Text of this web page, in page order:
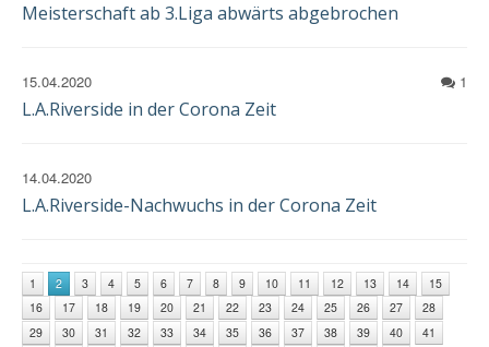
Meisterschaft ab 3.Liga abwärts abgebrochen
1
15.04.2020
L.A.Riverside in der Corona Zeit
14.04.2020
L.A.Riverside-Nachwuchs in der Corona Zeit
1 2 3 4 5 6 7 8 9 10 11 12 13 14
15
16
17 18 19 20 21 22 23 24 25 26 27
28
29
30 31 32 33 34 35 36 37 38 39 40
41